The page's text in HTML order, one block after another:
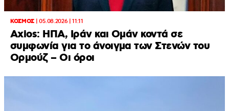
ΚΟΣΜΟΣ| 05.08.2026 | 11:11
Axios: ΗΠΑ, Ιράν και Ομάν κοντά σε
συμφωνία για το άνοιγμα των Στενών του
Ορμούζ – Οι όροι